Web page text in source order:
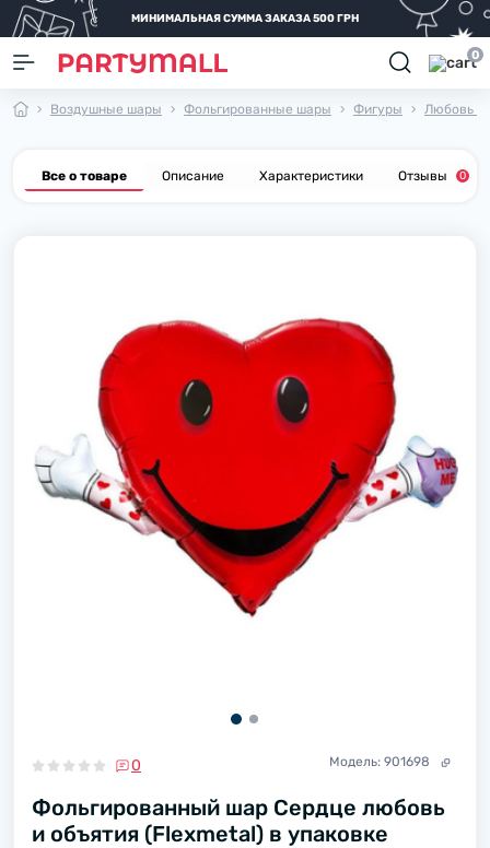
МИНИМАЛЬНАЯ СУММА ЗАКАЗА 500 ГРН
0
Воздушные шары Фольгированные шары Фигуры Любовь и
Все о товаре Описание Характеристики Отзывы 0
0 Модель: 901698
Фольгированный шар Сердце любовь
и объятия (Flexmetal) в упаковке